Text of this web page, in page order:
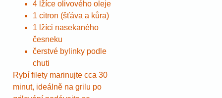
4 lžíce olivového oleje
1 citron (šťáva a kůra)
1 lžíci nasekaného
česneku
čerstvé bylinky podle
chuti
Rybí filety marinujte cca 30
minut, ideálně na grilu po